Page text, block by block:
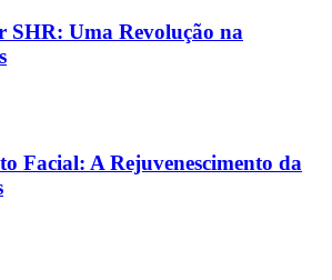
SHR: Uma Revolução na
Facial: A Rejuvenescimento da